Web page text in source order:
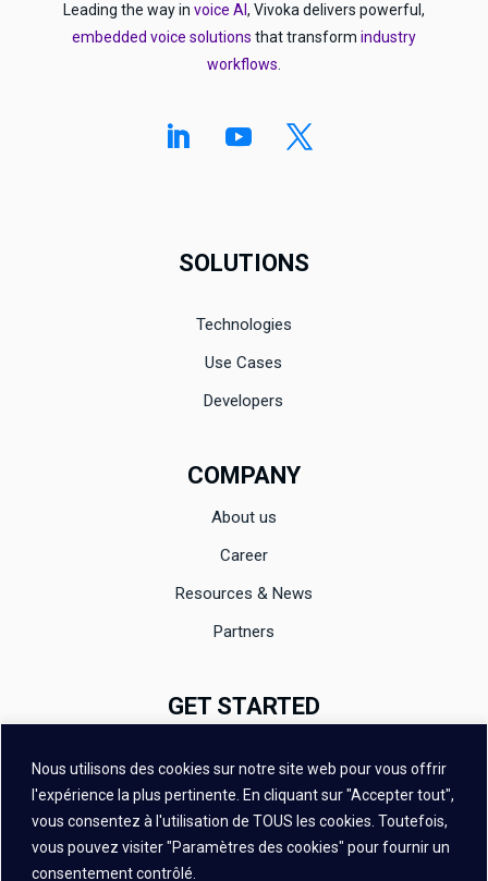
Nous utilisons des cookies sur notre site web pour vous offrir
l'expérience la plus pertinente. En cliquant sur "Accepter tout",
vous consentez à l'utilisation de TOUS les cookies. Toutefois,
vous pouvez visiter "Paramètres des cookies" pour fournir un
consentement contrôlé.
Leading the way in voice AI, Vivoka delivers powerful,
embedded voice solutions that transform industry
workflows.
SOLUTIONS
Technologies
Use Cases
Developers
COMPANY
About us
Career
Resources & News
Partners
GET STARTED
Evaluation
Contact